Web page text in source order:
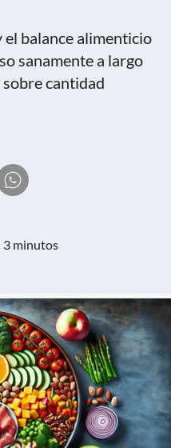
balance alimenticio
sanamente a largo
cantidad
3 minutos